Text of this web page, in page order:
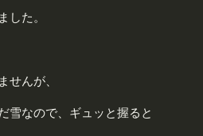
した。
せんが、
雪なので、ギュッと握ると